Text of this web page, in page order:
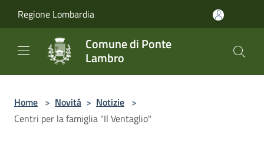
Regione Lombardia
Comune di Ponte
Lambro
Home > Novità > Notizie >
Centri per la famiglia "Il Ventaglio"